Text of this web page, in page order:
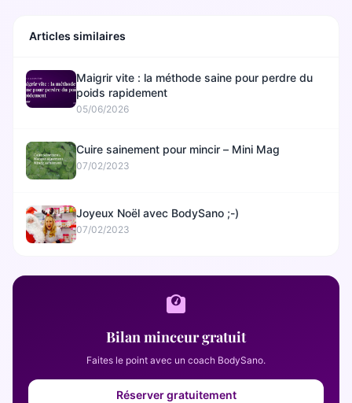
Articles similaires
Maigrir vite : la méthode saine pour perdre du
poids rapidement
05/06/2026
Cuire sainement pour mincir – Mini Mag
07/02/2023
Joyeux Noël avec BodySano ;-)
07/02/2023
Bilan minceur gratuit
Faites le point avec un coach BodySano.
Réserver gratuitement